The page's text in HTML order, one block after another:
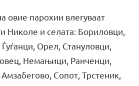
овие парохии влегуваат
Николе и селата: Бориловци,
Орел, Стануловци,
Немањици, Ранченци,
Сопот, Трстеник,